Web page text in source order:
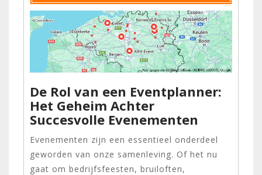
De Rol van een Eventplanner:
Het Geheim Achter
Succesvolle Evenementen
Evenementen zijn een essentieel onderdeel
geworden van onze samenleving. Of het nu
gaat om bedrijfsfeesten, bruiloften,